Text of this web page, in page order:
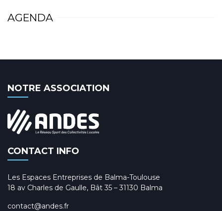
AGENDA
NOTRE ASSOCIATION
CONTACT INFO
Les Espaces Entreprises de Balma-Toulouse
18 av Charles de Gaulle, Bât 35 – 31130 Balma
contact@andes.fr